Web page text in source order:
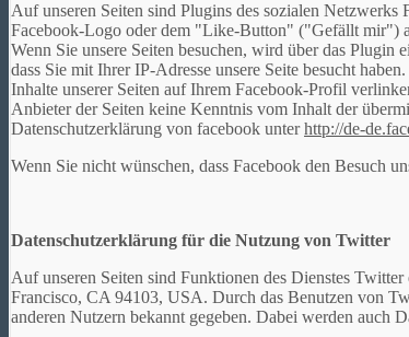
Auf unseren Seiten sind Plugins des sozialen
Facebook-Logo oder dem "Like-Button" ("Gefällt mir")
Wenn Sie unsere Seiten besuchen, wird über das
dass Sie mit Ihrer IP-Adresse unsere Seite besucht
Inhalte unserer Seiten auf Ihrem Facebook-Profil
Anbieter der Seiten keine Kenntnis vom Inhalt der
Datenschutzerklärung von facebook unterhttp://de-
Wenn Sie nicht wünschen, dass Facebook den Besuch
Datenschutzerklärung für die Nutzung von Twitter
Auf unseren Seiten sind Funktionen des Dienstes
Francisco, CA 94103, USA. Durch das Benutzen von
anderen Nutzern bekannt gegeben. Dabei werden auch